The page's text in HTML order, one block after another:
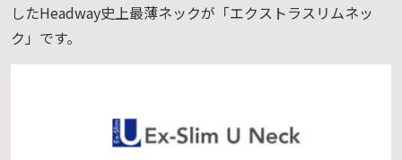
したHeadway史上最薄ネックが「エクストラスリムネッ
ク」です。